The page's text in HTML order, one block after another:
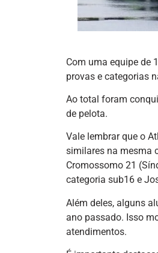
Com uma equipe de
provas e categorias
Ao total foram
de pelota.
Vale lembrar que o
similares na mesma
Cromossomo 21
categoria sub16 e
Além deles, alguns
ano passado. Isso
atendimentos.